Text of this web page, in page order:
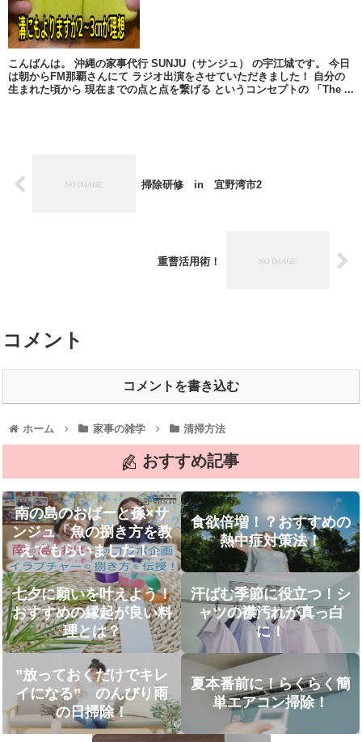
こんばんは。 沖縄の家事代行 SUNJU（サンジュ） の宇江城です。 今日
は朝からFM那覇さんにて ラジオ出演をさせていただきました！ 自分の
生まれた頃から 現在までの点と点を繋げる というコンセプトの 「The ...
掃除研修 in 宜野湾市2
重曹活用術！
コメント
コメントを書き込む
ホーム 家事の雑学 清掃方法
おすすめ記事
南の島のおばーと孫×サ
ンジュ「魚の捌き方を教
えてもらいました！」
食欲倍増！？おすすめの
熱中症対策法！
七夕に願いを叶えよう！
おすすめの縁起が良い料
理とは？
汗ばむ季節に役立つ！シ
ャツの襟汚れが真っ白
に！
”放っておくだけでキレ
イになる” のんびり雨
の日掃除！
夏本番前に！らくらく簡
単エアコン掃除！